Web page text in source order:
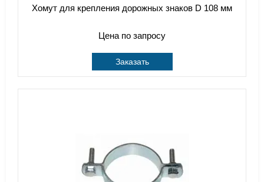
Хомут для крепления дорожных знаков D 108 мм
Цена по запросу
Заказать